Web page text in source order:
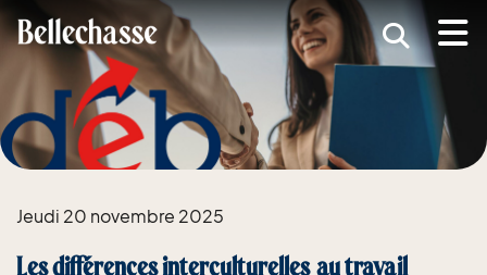
(MRC )
(Développement économique )
(Services )
(Guide d'accueil nouveaux arrivants )
Jeudi 20 novembre 2025
Les différences interculturelles au travail